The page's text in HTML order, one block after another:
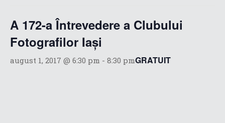
A 172-a Întrevedere a Clubului
Fotografilor Iaşi
august 1, 2017 @ 6:30 pm - 8:30 pmGRATUIT